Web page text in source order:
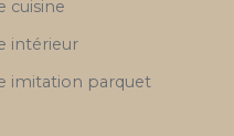
cuisine
intérieur
imitation parquet